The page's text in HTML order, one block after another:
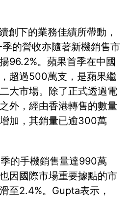
創下的業務佳績所帶動，
的營收亦隨著新機銷售市
96.2%。蘋果首季在中國
超過500萬支，是蘋果繼
大市場。除了正式透過電
外，經由香港轉售的數量
加，其銷量已逾300萬
的手機銷售量達990萬
因國際市場重要據點的市
至2.4%。Gupta表示，